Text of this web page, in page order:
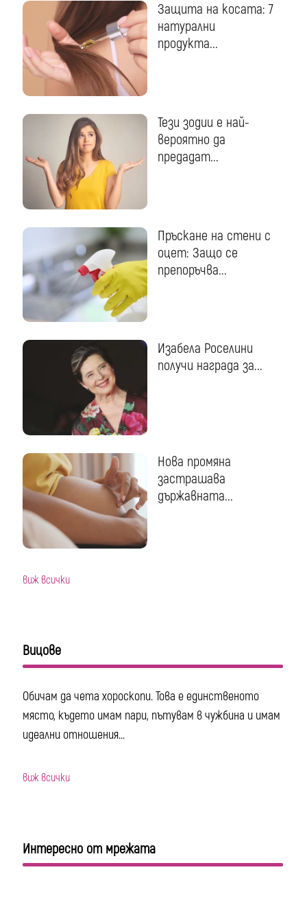
Защита на косата: 7
натурални
продукта...
Тези зодии е най-
вероятно да
предадат...
Пръскане на стени с
оцет: Защо се
препоръчва...
Изабела Роселини
получи награда за...
Нова промяна
застрашава
държавната...
виж всички
Вицове
Обичам да чета хороскопи. Това е единственото
място, където имам пари, пътувам в чужбина и имам
идеални отношения...
виж всички
Интересно от мрежата